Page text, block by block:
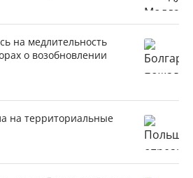
на медлительность
о возобновлении
на территориальные